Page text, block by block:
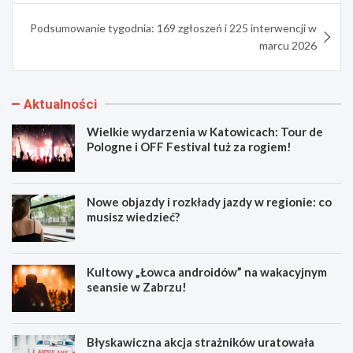
Podsumowanie tygodnia: 169 zgłoszeń i 225 interwencji w
marcu 2026
Aktualności
Wielkie wydarzenia w Katowicach: Tour de
Pologne i OFF Festival tuż za rogiem!
Nowe objazdy i rozkłady jazdy w regionie: co
musisz wiedzieć?
Kultowy „Łowca androidów” na wakacyjnym
seansie w Zabrzu!
Błyskawiczna akcja strażników uratowała